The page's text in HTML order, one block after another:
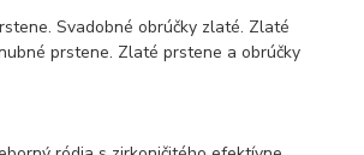
Svadobné obrúčky zlaté. Zlaté
prstene. Zlaté prstene a obrúčky